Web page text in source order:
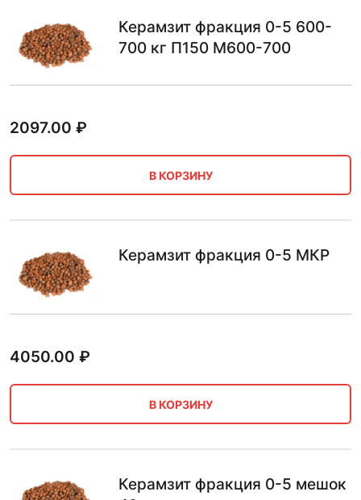
Керамзит фракция 0-5 600-
700 кг П150 М600-700
2097.00 ₽
В КОРЗИНУ
Керамзит фракция 0-5 МКР
4050.00 ₽
В КОРЗИНУ
Керамзит фракция 0-5 мешок